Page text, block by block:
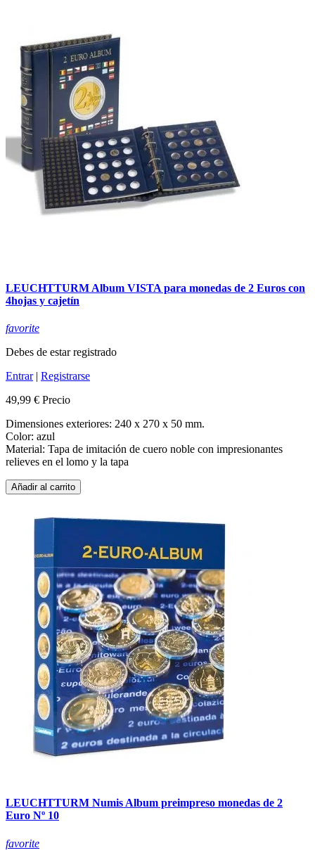
LEUCHTTURM Album VISTA para monedas de 2 Euros con
4hojas y cajetín
favorite
Debes de estar registrado
Entrar| Registrarse
49,99 € Precio
Dimensiones exteriores: 240 x 270 x 50 mm.
Color: azul
Material: Tapa de imitación de cuero noble con impresionantes
relieves en el lomo y la tapa
Añadir al carrito
LEUCHTTURM Numis Album preimpreso monedas de 2
Euro Nº 10
favorite